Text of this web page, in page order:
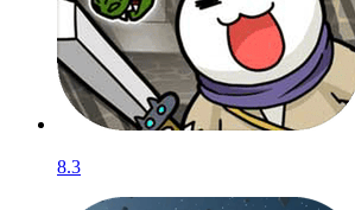
8.3